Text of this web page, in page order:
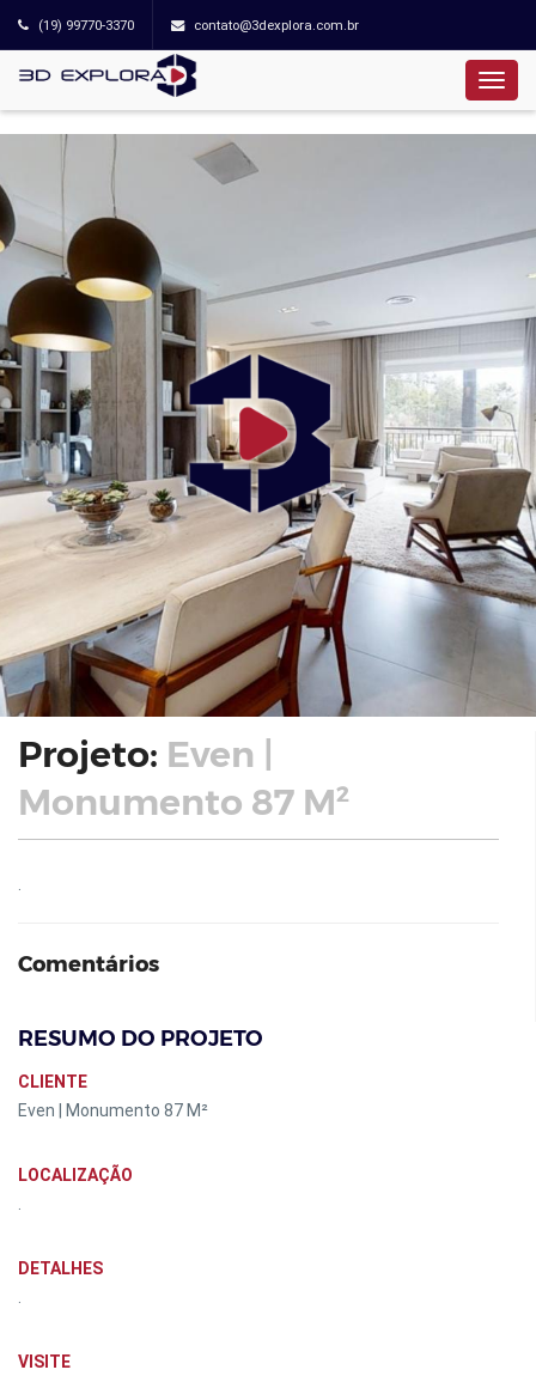
(19) 99770-3370 contato@3dexplora.com.br
Projeto: Even |
Monumento 87 M²
Comentários
RESUMO DO PROJETO
CLIENTE
Even | Monumento 87 M²
LOCALIZAÇÃO
DETALHES
VISITE